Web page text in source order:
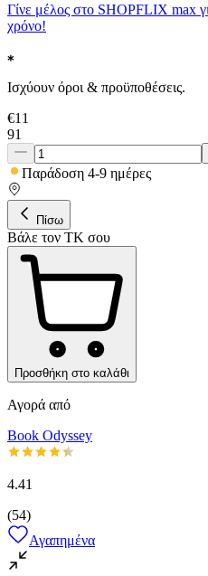
Γίνε μέλος στο SHOPFLIX max
χρόνο!
Ισχύουν όροι & προϋποθέσεις.
€11
91
Παράδοση 4-9 ημέρες
Πίσω
Βάλε τον ΤΚ σου
Προσθήκη στο καλάθι
Αγορά από
Book Odyssey
4.41
(54)
Αγαπημένα